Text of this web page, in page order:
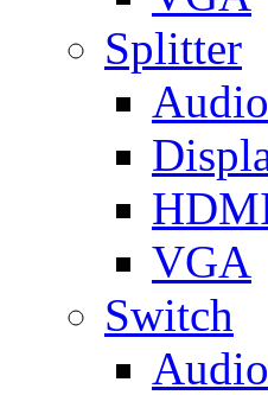
Splitter
Audio
VGA
Switch
Audio